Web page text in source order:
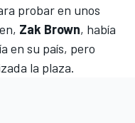
probar en unos
Zak Brown, había
en su país, pero
la plaza.